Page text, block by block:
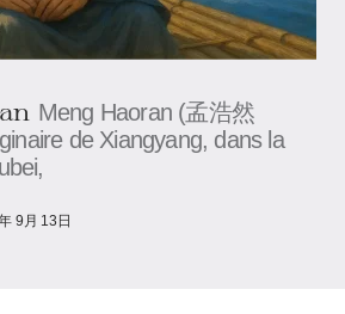
Meng Haoran (孟浩然
de Xiangyang, dans la
9月 13日